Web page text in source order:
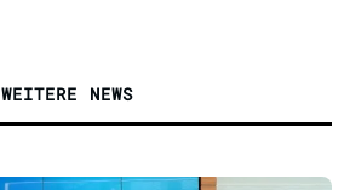
WEITERE NEWS